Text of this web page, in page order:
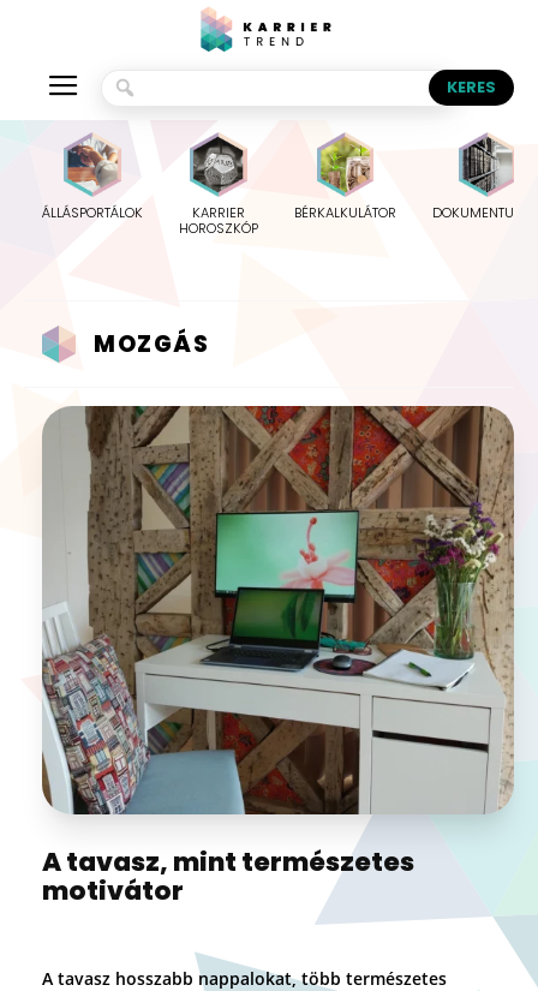
ÁLLÁSPORTÁLOK
KARRIER
HOROSZKÓP
BÉRKALKULÁTOR
MOZGÁS
A tavasz, mint természetes
motivátor
A tavasz hosszabb nappalokat, több természetes